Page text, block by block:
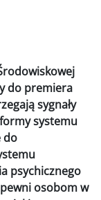
do premiera
sygnały
systemu
do
psychicznego
osobom w